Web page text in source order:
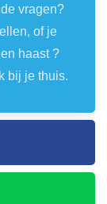
vragen?
of je
haast ?
bij je thuis.